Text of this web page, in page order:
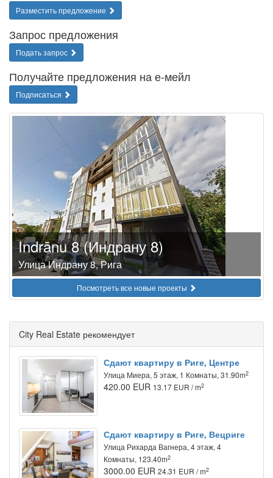
Разместить предложение
Запрос предложения
Подать запрос
Получайте предложения на е-мейл
Подписаться
Indrānu 8 (Индрану 8)
Улица Индрану 8, Рига
Посмотреть все новые проекты
City Real Estate рекомендует
Сдают квартиру в Риге, Центре
Улица Миера, 5 этаж, 1 Комнаты, 31.90m2
420.00 EUR 13.17 EUR / m2
Сдают квартиру в Риге, Вецриге
Улица Рихарда Вагнера, 4 этаж, 4
Комнаты, 123.40m2
3000.00 EUR 24.31 EUR / m2